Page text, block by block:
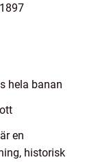
hela banan
en
historisk